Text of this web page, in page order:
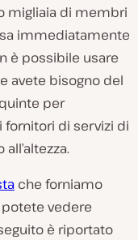
migliaia di membri
immediatamente
è possibile usare
avete bisogno del
per
fornitori di servizi di
che forniamo
vedere
è riportato